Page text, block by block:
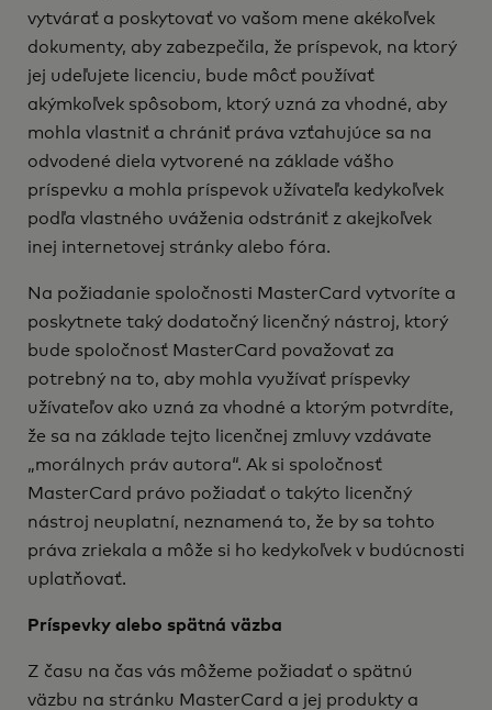
vytvárať a poskytovať vo vašom mene akékoľvek
dokumenty, aby zabezpečila, že príspevok, na ktorý
jej udeľujete licenciu, bude môcť používať
akýmkoľvek spôsobom, ktorý uzná za vhodné, aby
mohla vlastniť a chrániť práva vzťahujúce sa na
odvodené diela vytvorené na základe vášho
príspevku a mohla príspevok užívateľa kedykoľvek
podľa vlastného uváženia odstrániť z akejkoľvek
inej internetovej stránky alebo fóra.
Na požiadanie spoločnosti MasterCard vytvoríte a
poskytnete taký dodatočný licenčný nástroj, ktorý
bude spoločnosť MasterCard považovať za
potrebný na to, aby mohla využívať príspevky
užívateľov ako uzná za vhodné a ktorým potvrdíte,
že sa na základe tejto licenčnej zmluvy vzdávate
„morálnych práv autora“. Ak si spoločnosť
MasterCard právo požiadať o takýto licenčný
nástroj neuplatní, neznamená to, že by sa tohto
práva zriekala a môže si ho kedykoľvek v budúcnosti
uplatňovať.
Príspevky alebo spätná väzba
Z času na čas vás môžeme požiadať o spätnú
väzbu na stránku MasterCard a jej produkty a